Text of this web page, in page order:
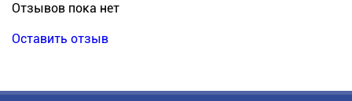
Отзывов пока нет
Оставить отзыв